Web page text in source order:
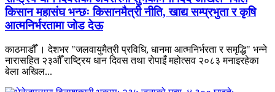
किसान महासंघ भन्छः किसानमैत्री नीति, खाद्य सम्प्रभुता र कृषि
आत्मनिर्भरतामा जोड देऊ
काठमाडौँ । देशभर "जलवायुमैत्री प्रविधि, धानमा आत्मनिर्भरता र समृद्धि" भन्ने
नारासहित २३औँ राष्ट्रिय धान दिवस तथा रोपाइँ महोत्सव २०८३ मनाइरहेका
बेला अखिल...